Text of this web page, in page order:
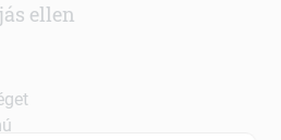
ellen